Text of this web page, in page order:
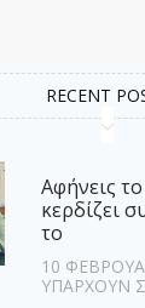
RECENT
Αφήνεις
κερδίζει
το
10
ΥΠΆΡΧΟΥΝ